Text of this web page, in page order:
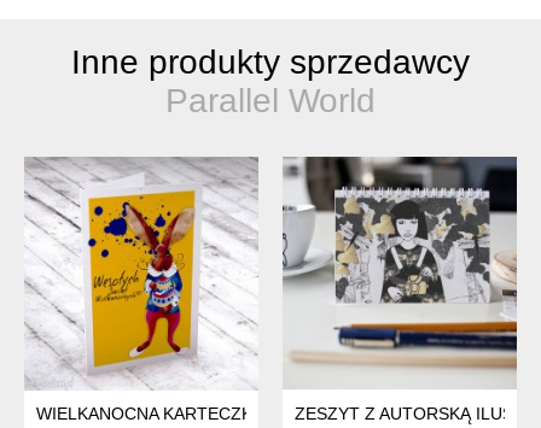
Inne produkty sprzedawcy
Parallel World
WIELKANOCNA KARTECZKA Z ZAJĄCEMZESZYT Z AUTORSKĄ